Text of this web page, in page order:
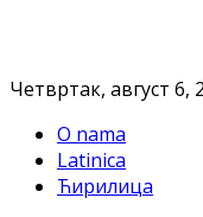
Четвртак, август 6,
O nama
Latinica
Ћирилица